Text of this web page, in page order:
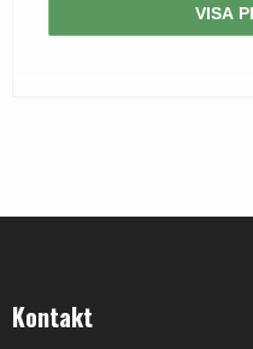
VISA
Kontakt